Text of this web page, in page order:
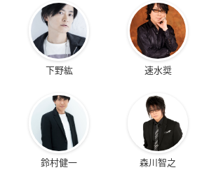
下野紘 速水奨
鈴村健一 森川智之